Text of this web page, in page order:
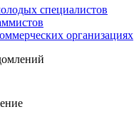
специалистов
организациях